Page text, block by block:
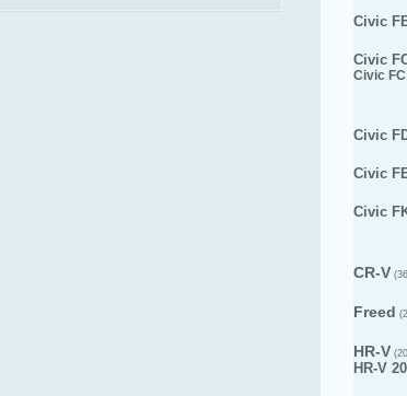
Civic
Civic
Civic
Civic
Civic
Civic
CR-V
Freed
HR-V
HR-V